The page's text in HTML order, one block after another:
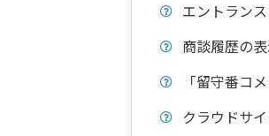
エントラン
商談履歴の
「留守番コ
クラウドサ